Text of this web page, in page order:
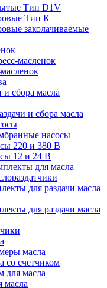
Тип D1V
Тип К
заколачиваемые
масленок
и сбора масла
и сбора масла
насосы
220 и 380 В
12 и 24 В
для масла
для раздачи масла
для раздачи масла
масла
со счетчиком
для масла
масла